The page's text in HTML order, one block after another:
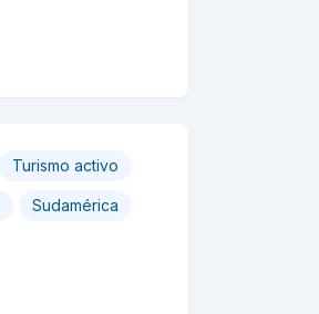
Turismo activo
Sudamérica